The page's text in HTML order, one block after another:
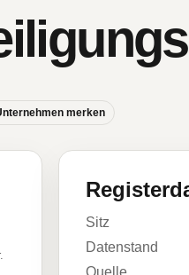
merken
Sitz
Datenstand
Quelle